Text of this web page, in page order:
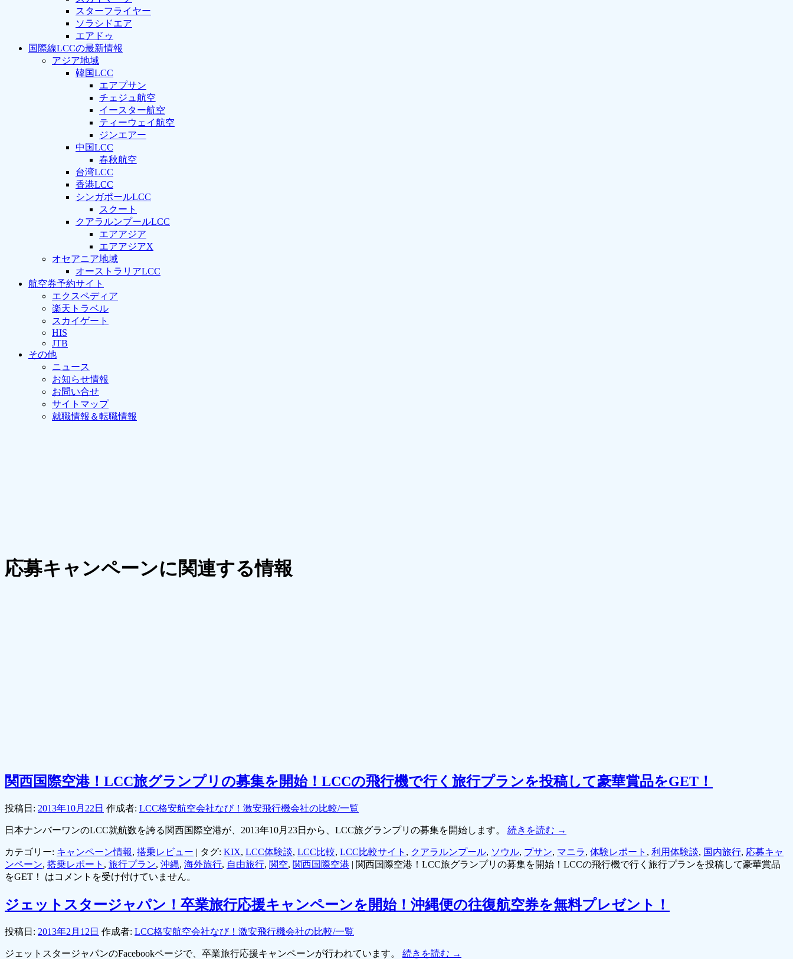
スターフライヤー
ソラシドエア
エアドゥ
国際線LCCの最新情報
アジア地域
韓国LCC
エアプサン
チェジュ航空
イースター航空
ティーウェイ航空
ジンエアー
中国LCC
春秋航空
台湾LCC
香港LCC
シンガポールLCC
スクート
クアラルンプールLCC
エアアジア
エアアジアX
オセアニア地域
オーストラリアLCC
航空券予約サイト
エクスペディア
楽天トラベル
スカイゲート
HIS
JTB
その他
ニュース
お知らせ情報
お問い合せ
サイトマップ
就職情報＆転職情報
応募キャンペーンに関連する情報
関西国際空港！LCC旅グランプリの募集を開始！LCCの飛行機で行く旅行プランを投稿して豪華賞品をGET！
投稿日: 2013年10月22日 作成者: LCC格安航空会社なび！激安飛行機会社の比較/一覧
日本ナンバーワンのLCC就航数を誇る関西国際空港が、2013年10月23日から、LCC旅グランプリの募集を開始します。 続きを読む →
カテゴリー: キャンペーン情報, 搭乗レビュー | タグ: KIX, LCC体験談, LCC比較, LCC比較サイト , クアラルンプール, ソウル, プサン, マニラ, 体験レポート , 利用体験談, 国内旅行, 応募キャ
ンペーン, 搭乗レポート , 旅行プラン, 沖縄, 海外旅行, 自由旅行, 関空, 関西国際空港 | 関西国際空港！LCC旅グランプリの募集を開始！LCCの飛行機で行く旅行プランを投稿して豪華賞品
をGET！ はコメントを受け付けていません。
ジェットスタージャパン！卒業旅行応援キャンペーンを開始！沖縄便の往復航空券を無料プレゼント！
投稿日: 2013年2月12日 作成者: LCC格安航空会社なび！激安飛行機会社の比較/一覧
ジェットスタージャパンのFacebookページで、卒業旅行応援キャンペーンが行われています。 続きを読む →